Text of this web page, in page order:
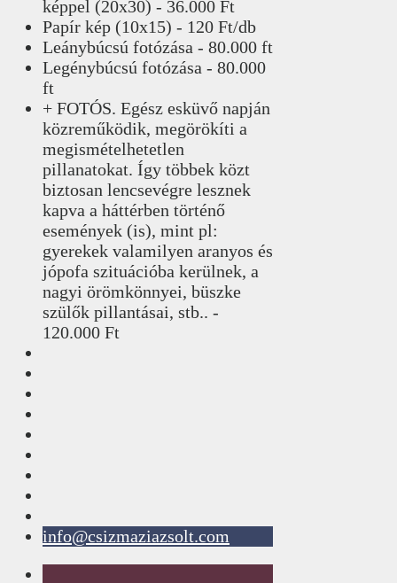
képpel (20x30) - 36.000 Ft
Papír kép (10x15) - 120 Ft/db
Leánybúcsú fotózása - 80.000 ft
Legénybúcsú fotózása - 80.000
ft
+ FOTÓS. Egész esküvő napján
közreműködik, megörökíti a
megismételhetetlen
pillanatokat. Így többek közt
biztosan lencsevégre lesznek
kapva a háttérben történő
események (is), mint pl:
gyerekek valamilyen aranyos és
jópofa szituációba kerülnek, a
nagyi örömkönnyei, büszke
szülők pillantásai, stb.. -
120.000 Ft
info@csizmaziazsolt.com